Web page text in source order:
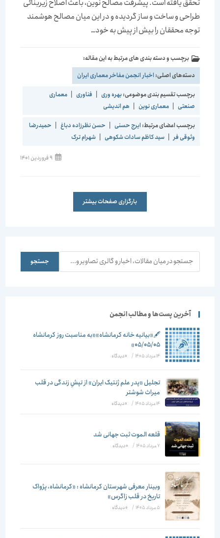
تحقق یافته است. پیشرفت مصالح نوین، باعث اصلاح زیربنائی
طراحی و ساخت و ساز گردیده و در این میان مصالح هوشمند
توجه محققان را بیش از پیش به خود…
برچسب و دسته بندی های مرتبط به این مقاله:
دسته‌های اصلی:اخبار انجمن مفاخر معماری ایران
برچسب تقسیم بندی موضوعی:بهره وری | فناوری |
معماری
صنعتی | معماری نوین | هم اندیشی
برچسب اعضای مرتبط:ایرج حسنی | حسن نظرزاده دباغ |
حمیدرضا
وثوقی فر | سید کاظم سادات شکوهی | شهرام ترک
9 فروردین 1401
بارگزاری صفحات بیشتر
جستجو جستجو
آخرین پست‌ها و مطالب انجمن
🖋️«بیانیه خانه کرمانشاه»«به مناسبت روز کرمانشاه
۰۵/۰۵/۰۵»
14 مرداد 1405 / ۰ دیدگاه
تجلیل «پدر علم ژنتیک ایران» از تپشِ زندگی در قلب
میراث شوشتر
14 مرداد 1405 / ۰ دیدگاه
قلعه الموت ثبت جهانی شد
7 مرداد 1405 / ۰ دیدگاه
وبینار معرفی شهرستان کرمانشاه : «کرمانشاه، پژواک
تاریخ در قلب زاگرس»
5 مرداد 1405 / ۰ دیدگاه